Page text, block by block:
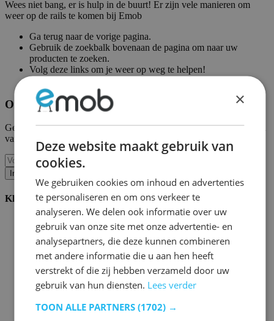
Wees niet bang, er is hulp in de buurt! Er zijn vele manieren om
weer op de rails te komen bij Emob
Ga terug naar de vorige pagina.
Gebruik de zoekbalk bovenaan de pagina om naar uw
producten te zoeken.
Volg deze links om je weer op weg te helpen!
Ontvang onze nieuwe collecties en promoties.
Geef ons uw e-mail en u wordt maandelijks op de hoogte gehouden
van de laatste gebeurtenissen.
Inschrijven
Klantenservice
Bestellen bij Emob
Betaalmogelijkheden
Verzending en levering
Service en garantie
Annuleren of retourneren
Klachten
Montagetips
Wachtwoord vergeten?
×
Deze website maakt gebruik van
cookies.
We gebruiken cookies om inhoud en advertenties
te personaliseren en om ons verkeer te
analyseren. We delen ook informatie over uw
gebruik van onze site met onze advertentie- en
analysepartners, die deze kunnen combineren
met andere informatie die u aan hen heeft
verstrekt of die zij hebben verzameld door uw
gebruik van hun diensten. Lees verder
TOON ALLE PARTNERS (1702) →